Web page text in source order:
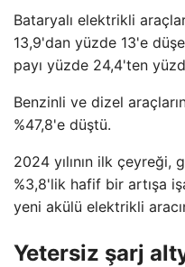
Bataryalı elektrikli
13,9'dan yüzde 13'e
payı yüzde 24,4'ten
Benzinli ve dizel
%47,8'e düştü.
2024 yılının ilk çeyreği,
%3,8'lik hafif bir artışa
yeni akülü elektrikli
Yetersiz şarj